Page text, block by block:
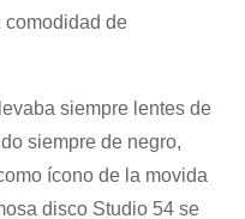
comodidad de
siempre lentes de
siempre de negro,
ícono de la movida
disco Studio 54 se